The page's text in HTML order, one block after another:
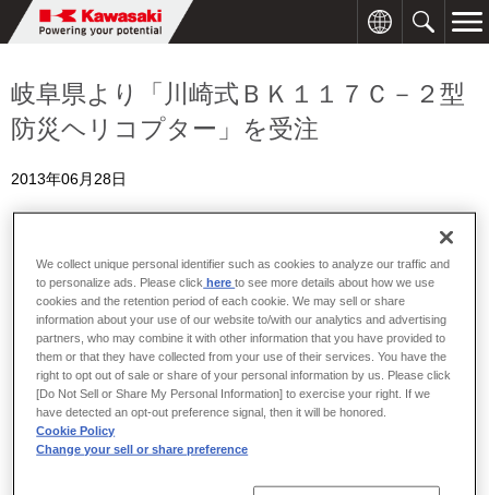
岐阜県より「川崎式ＢＫ１１７Ｃ－２型
防災ヘリコプター」を受注
2013年06月28日
川崎式ＢＫ１１７Ｃ－２型ヘリコプター
We collect unique personal identifier such as cookies to analyze our traffic and
to personalize ads. Please click hereto see more details about how we use
cookies and the retention period of each cookie. We may sell or share
information about your use of our website to/with our analytics and advertising
partners, who may combine it with other information that you have provided to
them or that they have collected from your use of their services. You have the
right to opt out of sale or share of your personal information by us. Please click
[Do Not Sell or Share My Personal Information] to exercise your right. If we
have detected an opt-out preference signal, then it will be honored.
Cookie Policy
Change your sell or share preference